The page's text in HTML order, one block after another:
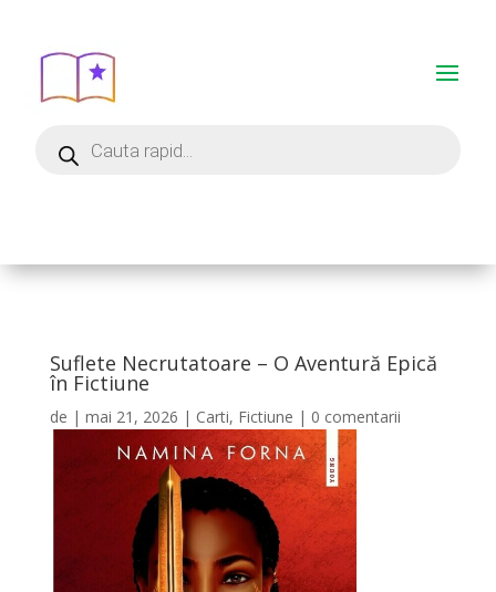
Suflete Necrutatoare – O Aventură Epică
în Fictiune
de | mai 21, 2026 | Carti, Fictiune | 0 comentarii